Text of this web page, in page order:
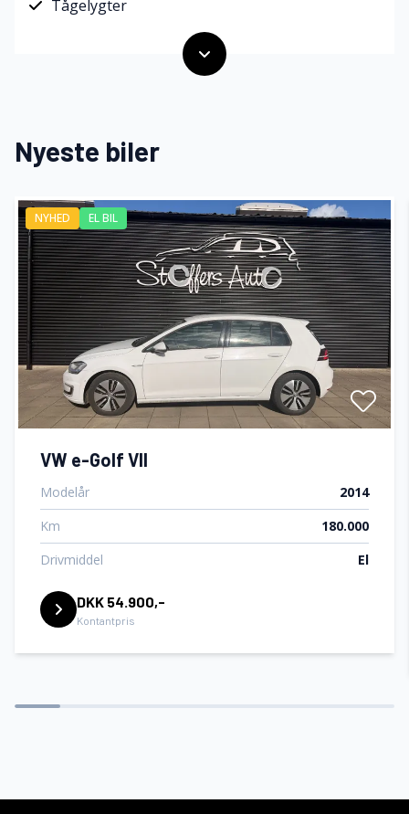
Tågelygter
Nyeste biler
NYHED EL BIL
VW e-Golf VII
Modelår
2014
Km
180.000
Drivmiddel
El
DKK 54.900,-
Kontantpris